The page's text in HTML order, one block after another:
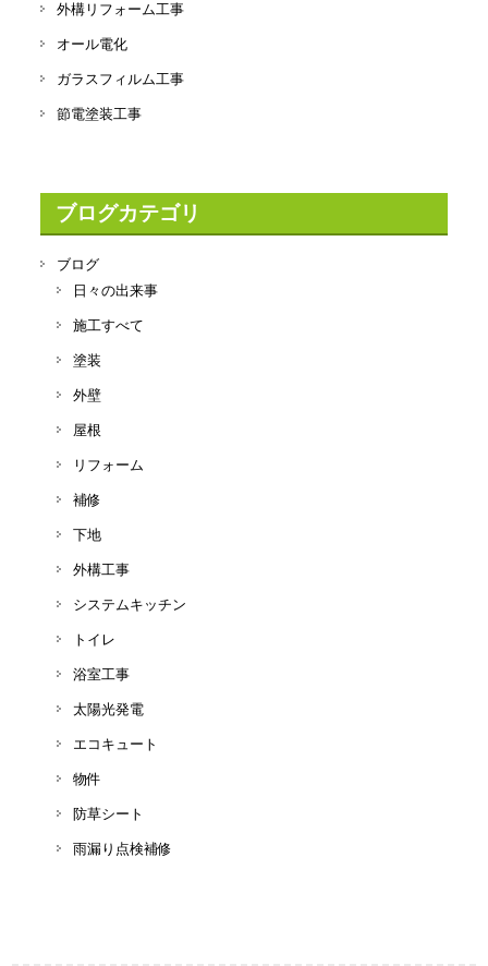
外構リフォーム工事
オール電化
ガラスフィルム工事
節電塗装工事
ブログカテゴリ
ブログ
日々の出来事
施工すべて
塗装
外壁
屋根
リフォーム
補修
下地
外構工事
システムキッチン
トイレ
浴室工事
太陽光発電
エコキュート
物件
防草シート
雨漏り点検補修